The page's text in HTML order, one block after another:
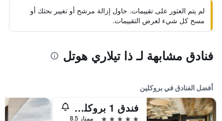
لم يتم العثور على تقييمات. حاول إزالة مرشح أو تغيير بحثك أو
مسح كل شيء لعرض التقييمات.
فنادق مشابهة لـ ذا تيلاري هوتل
أفضل الفنادق في بروكلين
فندق 1 بروكلين بريدج
5 نجوم ممتاز 8.5